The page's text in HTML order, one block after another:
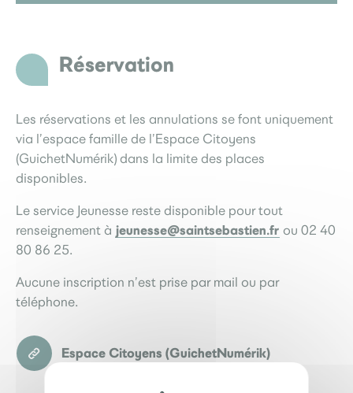
Réservation
Les réservations et les annulations se font uniquement
via l’espace famille de l’Espace Citoyens
(GuichetNumérik) dans la limite des places
disponibles.
Le service Jeunesse reste disponible pour tout
renseignement à jeunesse@saintsebastien.fr ou 02 40
80 86 25.
Aucune inscription n’est prise par mail ou par
téléphone.
Espace Citoyens (GuichetNumérik)